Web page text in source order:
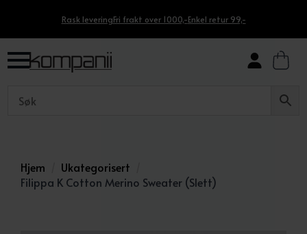
Rask leveringFri frakt over 1000,-Enkel retur 99,-
Hjem
Ukategorisert
Filippa K Cotton Merino Sweater (Slett)